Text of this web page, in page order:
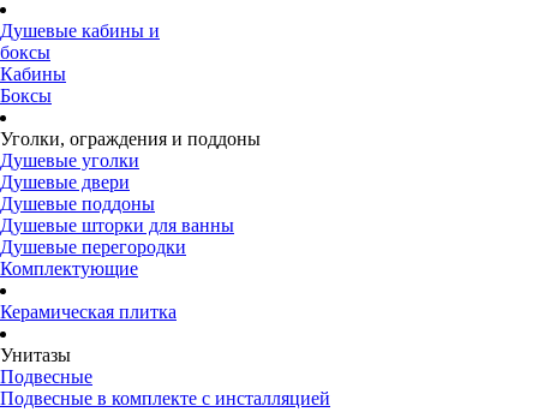
Душевые кабины и
боксы
Кабины
Боксы
Уголки, ограждения и поддоны
Душевые уголки
Душевые двери
Душевые поддоны
Душевые шторки для ванны
Душевые перегородки
Комплектующие
Керамическая плитка
Унитазы
Подвесные
Подвесные в комплекте с инсталляцией